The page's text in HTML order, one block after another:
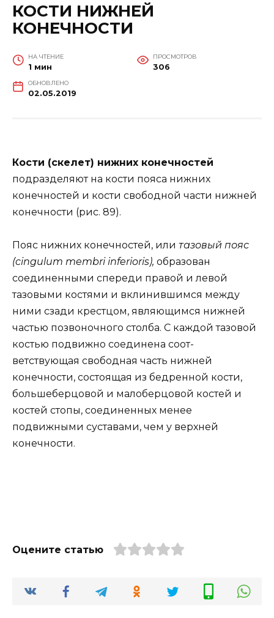
КОСТИ НИЖНЕЙ
КОНЕЧНОСТИ
НА ЧТЕНИЕ
1 мин
ПРОСМОТРОВ
306
ОБНОВЛЕНО
02.05.2019
Кости (скелет) нижних конечностей
подразделяют на кости пояса нижних
конечностей и кости свободной части нижней
конечности (рис. 89).
Пояс нижних конечностей, или тазовый пояс
(cingulum membri inferioris), образован
соединенными спереди правой и левой
тазовыми костями и вклинившимся между
ними сзади крестцом, являющимся нижней
частью позвоночного столба. С каждой тазовой
костью подвижно соединена соот-
ветствующая свободная часть нижней
конечности, состоящая из бедренной кости,
большеберцовой и малоберцовой костей и
костей стопы, соединенных менее
подвижными суставами, чем у верхней
конечности.
Оцените статью